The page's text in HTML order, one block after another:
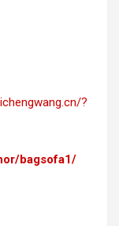
?
bagsofa1/